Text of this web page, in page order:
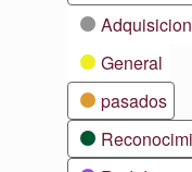
General
pasados